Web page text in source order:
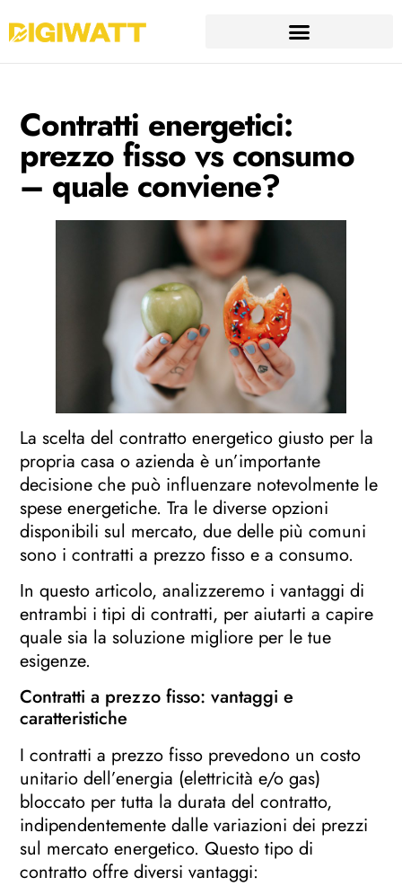
Contratti energetici:
prezzo fisso vs consumo
– quale conviene?
La scelta del contratto energetico giusto per la
propria casa o azienda è un’importante
decisione che può influenzare notevolmente le
spese energetiche. Tra le diverse opzioni
disponibili sul mercato, due delle più comuni
sono i contratti a prezzo fisso e a consumo.
In questo articolo, analizzeremo i vantaggi di
entrambi i tipi di contratti, per aiutarti a capire
quale sia la soluzione migliore per le tue
esigenze.
Contratti a prezzo fisso: vantaggi e
caratteristiche
I contratti a prezzo fisso prevedono un costo
unitario dell’energia (elettricità e/o gas)
bloccato per tutta la durata del contratto,
indipendentemente dalle variazioni dei prezzi
sul mercato energetico. Questo tipo di
contratto offre diversi vantaggi: